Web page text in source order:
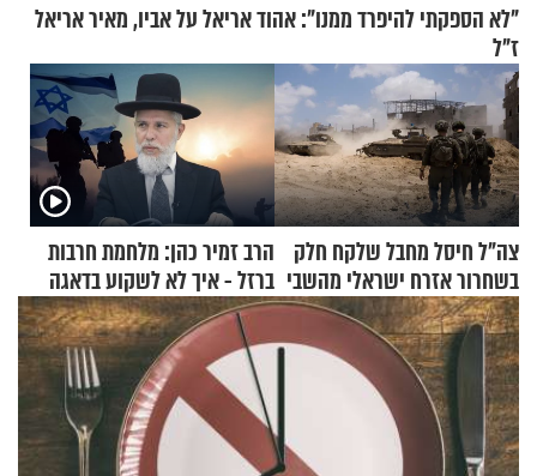
"לא הספקתי להיפרד ממנו": אהוד אריאל על אביו, מאיר אריאל
ז"ל
צה"ל חיסל מחבל שלקח חלק
בשחרור אזרח ישראלי מהשבי
הרב זמיר כהן: מלחמת חרבות
ברזל - איך לא לשקוע בדאגה
ובעצבות על אף הכל?